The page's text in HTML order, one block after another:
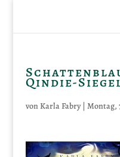
Qindie-
vonKarla Fabry| Montag,